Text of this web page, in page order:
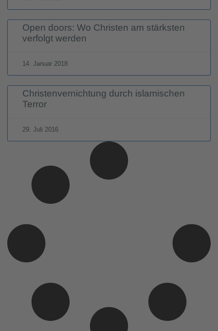
Open doors: Wo Christen am stärksten
verfolgt werden
14. Januar 2018
Christenvernichtung durch islamischen
Terror
29. Juli 2016